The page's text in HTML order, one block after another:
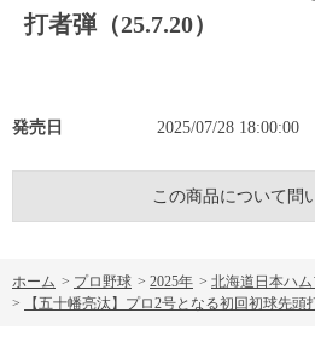
打者弾（25.7.20）
発売日 2025/07/28 18:00:00
この商品について問
ホーム > プロ野球 > 2025年 > 北海道日本ハ
>
【五十幡亮汰】プロ2号となる初回初球先頭